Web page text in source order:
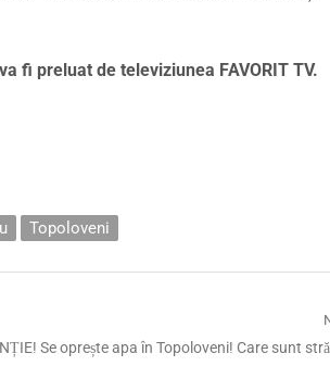
fi preluat de televiziunea FAVORIT TV.
Topoloveni
Se oprește apa în Topoloveni! Care sunt